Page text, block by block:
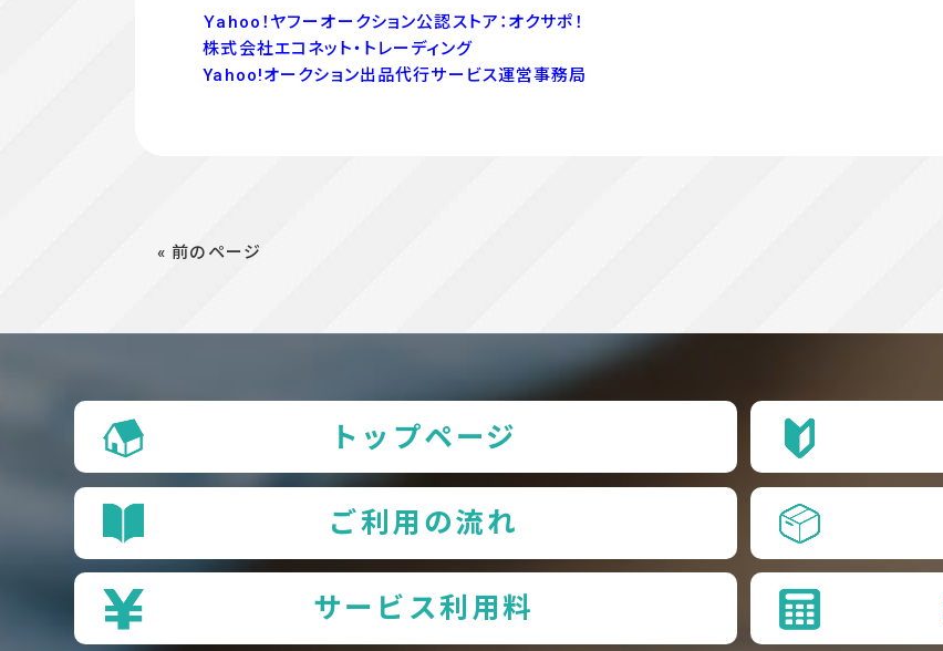
Ｙahoo！ヤフーオークション公認ストア：オクサポ！
株式会社エコネット・トレーディング
Yahoo!オークション出品代行サービス運営事務局
« 前のページ
トップページ
ご利用の流れ
サービス利用料